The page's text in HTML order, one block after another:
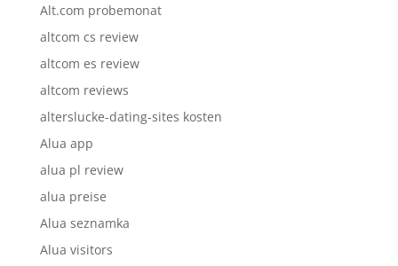
Alt.com probemonat
altcom cs review
altcom es review
altcom reviews
alterslucke-dating-sites kosten
Alua app
alua pl review
alua preise
Alua seznamka
Alua visitors